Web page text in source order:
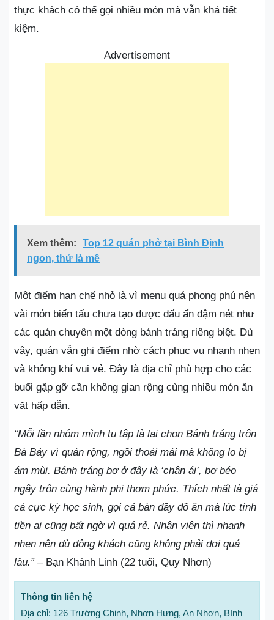
thực khách có thể gọi nhiều món mà vẫn khá tiết
kiệm.
Advertisement
Xem thêm:
Top 12 quán phở tại Bình Định
ngon, thử là mê
Một điểm hạn chế nhỏ là vì menu quá phong phú nên
vài món biến tấu chưa tạo được dấu ấn đậm nét như
các quán chuyên một dòng bánh tráng riêng biệt. Dù
vậy, quán vẫn ghi điểm nhờ cách phục vụ nhanh nhẹn
và không khí vui vẻ. Đây là địa chỉ phù hợp cho các
buổi gặp gỡ cần không gian rộng cùng nhiều món ăn
vặt hấp dẫn.
“Mỗi lần nhóm mình tụ tập là lại chọn Bánh tráng trộn
Bà Bảy vì quán rộng, ngồi thoải mái mà không lo bị
ám mùi. Bánh tráng bơ ở đây là ‘chân ái’, bơ béo
ngậy trộn cùng hành phi thơm phức. Thích nhất là giá
cả cực kỳ học sinh, gọi cả bàn đầy đồ ăn mà lúc tính
tiền ai cũng bất ngờ vì quá rẻ. Nhân viên thì nhanh
nhẹn nên dù đông khách cũng không phải đợi quá
lâu.”– Bạn Khánh Linh (22 tuổi, Quy Nhơn)
Thông tin liên hệ
Địa chỉ: 126 Trường Chinh, Nhơn Hưng, An Nhơn, Bình